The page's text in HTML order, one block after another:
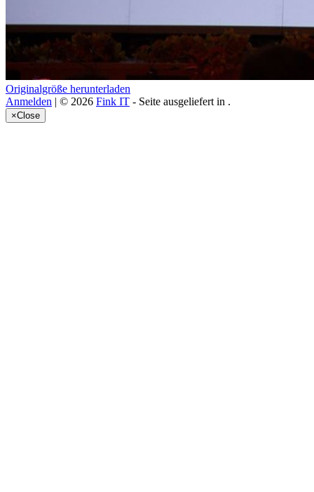
Originalgröße herunterladen
Anmelden | © 2026 Fink IT - Seite ausgeliefert in .
×Close